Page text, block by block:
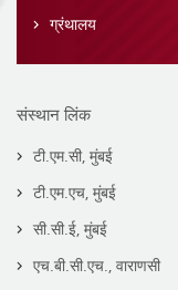
ग्रंथालय
संस्थान लिंक
टी.एम.सी, मुंबई
टी.एम.एच, मुंबई
सी.सी.ई, मुंबई
एच.बी.सी.एच., वाराणसी